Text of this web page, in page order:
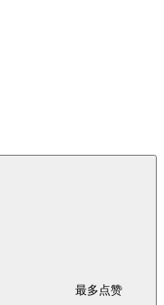
最多点赞